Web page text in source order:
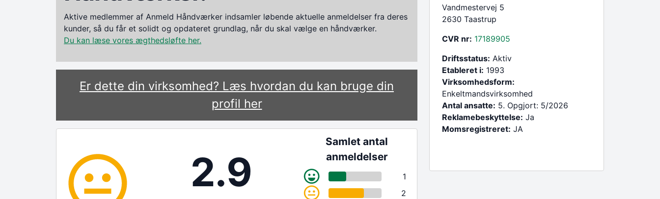
Aktive medlemmer af Anmeld Håndværker indsamler løbende aktuelle anmeldelser fra deres
kunder, så du får et solidt og opdateret grundlag, når du skal vælge en håndværker.
Du kan læse vores ægthedsløfte her.
Er dette din virksomhed? Læs hvordan du kan bruge din
profil her
2.9
Samlet antal
anmeldelser
1
2
Vandmestervej 5
2630 Taastrup
CVR nr: 17189905
Driftsstatus: Aktiv
Etableret i: 1993
Virksomhedsform:
Enkeltmandsvirksomhed
Antal ansatte: 5. Opgjort: 5/2026
Reklamebeskyttelse: Ja
Momsregistreret: JA